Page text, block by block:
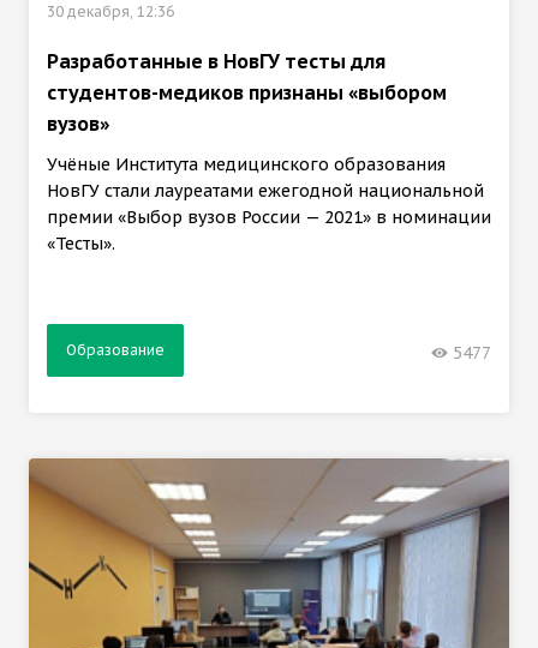
30 декабря, 12:36
Разработанные в НовГУ тесты для
студентов-медиков признаны «выбором
вузов»
Учёные Института медицинского образования
НовГУ стали лауреатами ежегодной национальной
премии «Выбор вузов России — 2021» в номинации
«Тесты».
Образование 5477